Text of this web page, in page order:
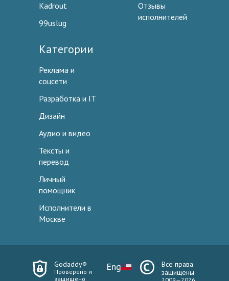
Kadrout
99uslug
Отзывы
исполнителей
Категории
Реклама и
соцсети
Разработка и IT
Дизайн
Аудио и видео
Тексты и
перевод
Личный
помощник
Исполнители в
Москве
Godaddy®
Проверено и
защищено
Eng
Все права
защищены